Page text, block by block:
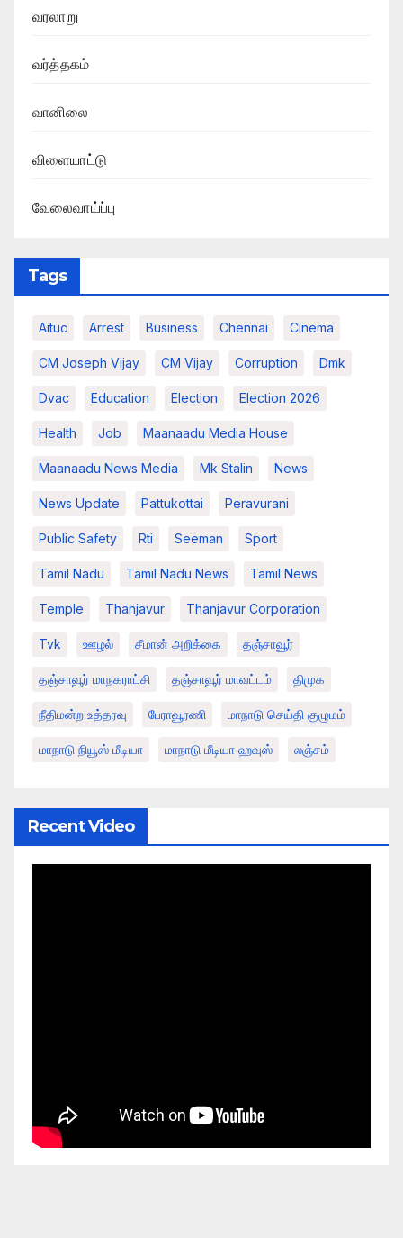
வரலாறு
வர்த்தகம்
வானிலை
விளையாட்டு
வேலைவாய்ப்பு
Tags
Aituc Arrest Business Chennai Cinema
CM Joseph Vijay CM Vijay Corruption Dmk
Dvac Education Election Election 2026
Health Job Maanaadu Media House
Maanaadu News Media Mk Stalin News
News Update Pattukottai Peravurani
Public Safety Rti Seeman Sport
Tamil Nadu Tamil Nadu News Tamil News
Temple Thanjavur Thanjavur Corporation
Tvk ஊழல் சீமான் அறிக்கை தஞ்சாவூர்
தஞ்சாவூர் மாநகராட்சி தஞ்சாவூர் மாவட்டம் திமுக
நீதிமன்ற உத்தரவு பேராவூரணி மாநாடு செய்தி குழுமம்
மாநாடு நியூஸ் மீடியா மாநாடு மீடியா ஹவுஸ் லஞ்சம்
Recent Video